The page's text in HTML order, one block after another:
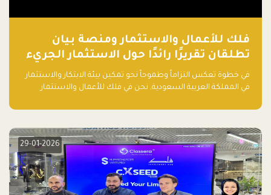
فلك للأعمال والاستثمار ومنصة بيان
تطلقان تقريرًا رائدًا حول الاستثمار الجريء
في الذكاء الاصطناعي بالمملكة العربية
السعودية
في خطوة تعكس التزاماً وطموحاً نحو تمكين بيئة الابتكار والاستثمار
في المملكة العربية السعودية, نحن في فلك للأعمال والاستثمار
الذكاء الاصطناعي: خارطة الطريق للمستثمرين ورواد الأعمال في
29-01-2026